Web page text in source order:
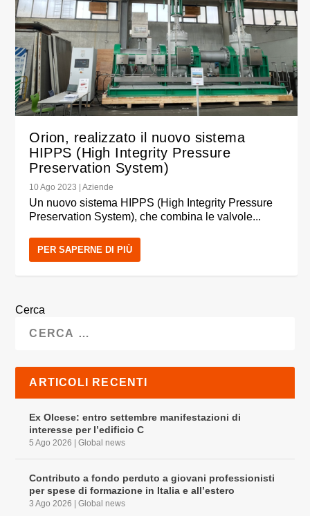
Orion, realizzato il nuovo sistema
HIPPS (High Integrity Pressure
Preservation System)
10 Ago 2023 |Aziende
Un nuovo sistema HIPPS (High Integrity Pressure
Preservation System), che combina le valvole...
PER SAPERNE DI PIÙ
Cerca
ARTICOLI RECENTI
Ex Olcese: entro settembre manifestazioni di
interesse per l’edificio C
5 Ago 2026 |Global news
Contributo a fondo perduto a giovani professionisti
per spese di formazione in Italia e all’estero
3 Ago 2026 |Global news